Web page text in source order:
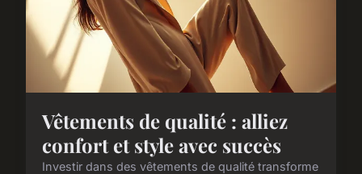
Vêtements de qualité : alliez
confort et style avec succès
Investir dans des vêtements de qualité transforme